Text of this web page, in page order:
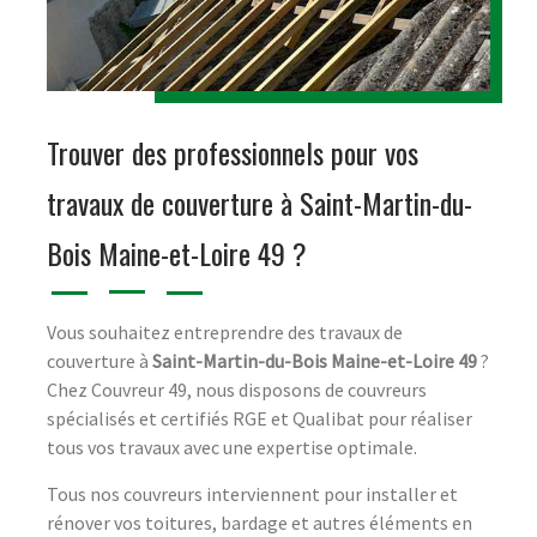
Trouver des professionnels pour vos
travaux de couverture à Saint-Martin-du-
Bois Maine-et-Loire 49 ?
Vous souhaitez entreprendre des travaux de
couverture à Saint-Martin-du-Bois Maine-et-Loire 49?
Chez Couvreur 49, nous disposons de couvreurs
spécialisés et certifiés RGE et Qualibat pour réaliser
tous vos travaux avec une expertise optimale.
Tous nos couvreurs interviennent pour installer et
rénover vos toitures, bardage et autres éléments en